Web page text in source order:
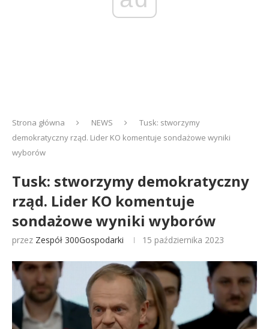
Strona główna NEWS
Tusk: stworzymy
demokratyczny rząd. Lider KO komentuje sondażowe wyniki
wyborów
Tusk: stworzymy demokratyczny
rząd. Lider KO komentuje
sondażowe wyniki wyborów
przez Zespół 300Gospodarki 15 października 2023